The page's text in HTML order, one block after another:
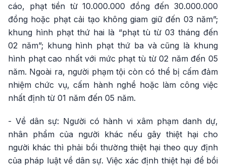
cáo, phạt tiền từ 10.000.000 đồng đến 30.000.000
đồng hoặc phạt cải tạo không giam giữ đến 03 năm”;
khung hình phạt thứ hai là “phạt tù từ 03 tháng đến
02 năm”; khung hình phạt thứ ba và cũng là khung
hình phạt cao nhất với mức phạt tù từ 02 năm đến 05
năm. Ngoài ra, người phạm tội còn có thể bị cấm đảm
nhiệm chức vụ, cấm hành nghề hoặc làm công việc
nhất định từ 01 năm đến 05 năm.
- Về dân sự: Người có hành vi xâm phạm danh dự,
nhân phẩm của người khác nếu gây thiệt hại cho
người khác thì phải bồi thường thiệt hại theo quy định
của pháp luật về dân sự. Việc xác định thiệt hại để bồi